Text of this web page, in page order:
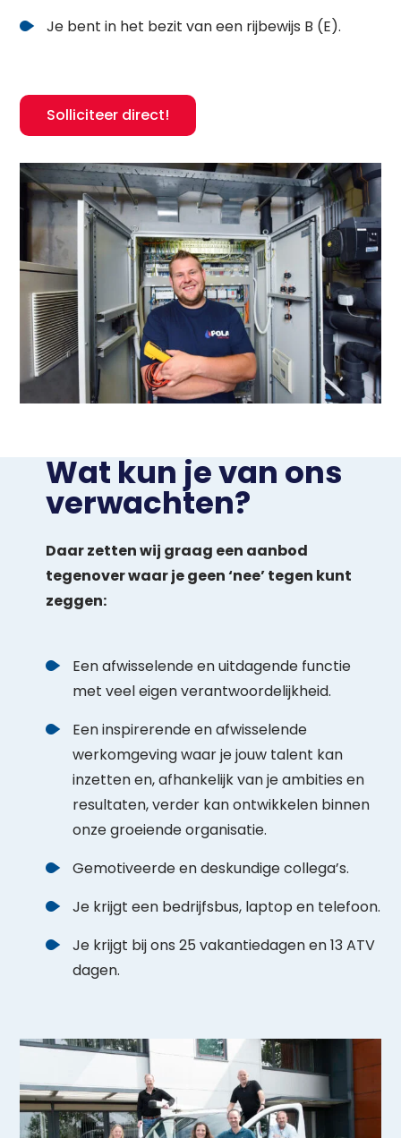
Je bent in het bezit van een rijbewijs B (E).
Solliciteer direct!
Wat kun je van ons
verwachten?
Daar zetten wij graag een aanbod
tegenover waar je geen ‘nee’ tegen kunt
zeggen:
Een afwisselende en uitdagende functie
met veel eigen verantwoordelijkheid.
Een inspirerende en afwisselende
werkomgeving waar je jouw talent kan
inzetten en, afhankelijk van je ambities en
resultaten, verder kan ontwikkelen binnen
onze groeiende organisatie.
Gemotiveerde en deskundige collega’s.
Je krijgt een bedrijfsbus, laptop en telefoon.
Je krijgt bij ons 25 vakantiedagen en 13 ATV
dagen.